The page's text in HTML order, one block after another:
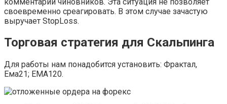
своевременно среагировать. В этом случае зачастую
выручает StopLoss.
Торговая стратегия для Скальпинга
Для работы нам понадобится установить: Фрактал,
Ема21; ЕМА120.